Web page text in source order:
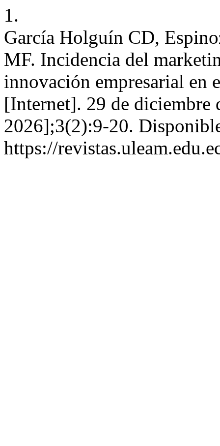
1.
García Holguín CD,
MF. Incidencia del
innovación empresarial en
[Internet]. 29 de diciembre
2026];3(2):9-20.
https://